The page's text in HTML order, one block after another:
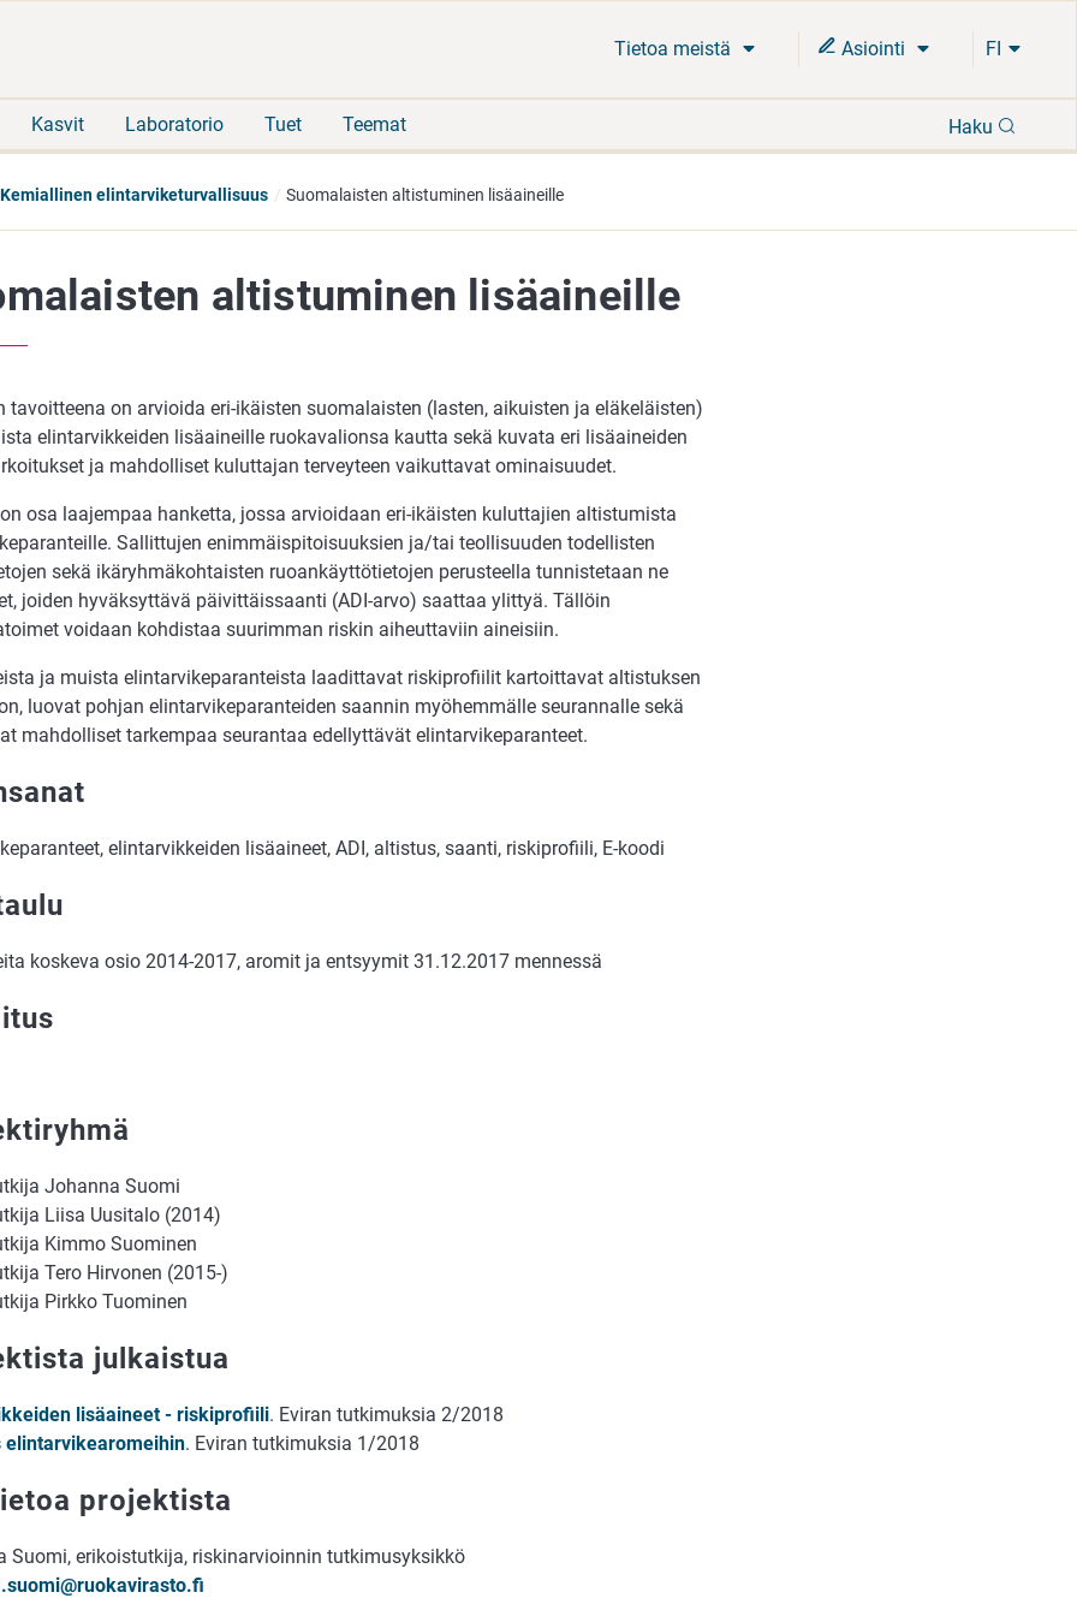
Tietoa meistä Asiointi FI
Kasvit Laboratorio Tuet Teemat Haku
Kemiallinen elintarviketurvallisuus Suomalaisten altistuminen lisäaineille
altistuminen lisäaineille
tavoitteena on arvioida eri-ikäisten suomalaisten (lasten, aikuisten ja eläkeläisten)
elintarvikkeiden lisäaineille ruokavalionsa kautta sekä kuvata eri lisäaineiden
ja mahdolliset kuluttajan terveyteen vaikuttavat ominaisuudet.
osa laajempaa hanketta, jossa arvioidaan eri-ikäisten kuluttajien altistumista
Sallittujen enimmäispitoisuuksien ja/tai teollisuuden todellisten
sekä ikäryhmäkohtaisten ruoankäyttötietojen perusteella tunnistetaan ne
joiden hyväksyttävä päivittäissaanti (ADI-arvo) saattaa ylittyä. Tällöin
voidaan kohdistaa suurimman riskin aiheuttaviin aineisiin.
ja muista elintarvikeparanteista laadittavat riskiprofiilit kartoittavat altistuksen
luovat pohjan elintarvikeparanteiden saannin myöhemmälle seurannalle sekä
mahdolliset tarkempaa seurantaa edellyttävät elintarvikeparanteet.
elintarvikkeiden lisäaineet, ADI, altistus, saanti, riskiprofiili, E-koodi
koskeva osio 2014-2017, aromit ja entsyymit 31.12.2017 mennessä
Johanna Suomi
Liisa Uusitalo (2014)
Kimmo Suominen
Tero Hirvonen (2015-)
Pirkko Tuominen
julkaistua
lisäaineet - riskiprofiili. Eviran tutkimuksia 2/2018
elintarvikearomeihin. Eviran tutkimuksia 1/2018
projektista
Suomi, erikoistutkija, riskinarvioinnin tutkimusyksikkö